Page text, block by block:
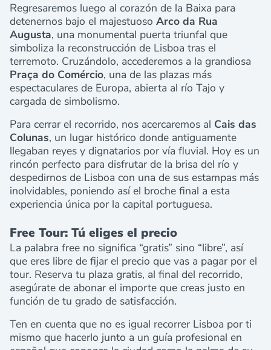
Regresaremos luego al corazón de la Baixa para
detenernos bajo el majestuoso Arco da Rua
Augusta, una monumental puerta triunfal que
simboliza la reconstrucción de Lisboa tras el
terremoto. Cruzándolo, accederemos a la grandiosa
Praça do Comércio, una de las plazas más
espectaculares de Europa, abierta al río Tajo y
cargada de simbolismo.
Para cerrar el recorrido, nos acercaremos al Cais das
Colunas, un lugar histórico donde antiguamente
llegaban reyes y dignatarios por vía fluvial. Hoy es un
rincón perfecto para disfrutar de la brisa del río y
despedirnos de Lisboa con una de sus estampas más
inolvidables, poniendo así el broche final a esta
experiencia única por la capital portuguesa.
Free Tour: Tú eliges el precio
La palabra free no significa “gratis” sino “libre”, así
que eres libre de fijar el precio que vas a pagar por el
tour. Reserva tu plaza gratis, al final del recorrido,
asegúrate de abonar el importe que creas justo en
función de tu grado de satisfacción.
Ten en cuenta que no es igual recorrer Lisboa por ti
mismo que hacerlo junto a un guía profesional en